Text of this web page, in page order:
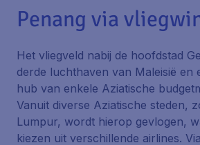
Penang via
Het vliegveld nabij de hoofdstad
derde luchthaven van Maleisië en
hub van enkele Aziatische
Vanuit diverse Aziatische steden,
Lumpur, wordt hierop gevlogen,
kiezen uit verschillende airlines.